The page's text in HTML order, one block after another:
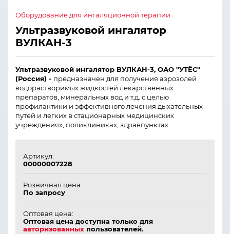
Оборудование для ингаляционной терапии
Ультразвуковой ингалятор
ВУЛКАН-3
Ультразвуковой ингалятор ВУЛКАН-3, ОАО "УТЁС"
(Россия) - предназначен для получения аэрозолей
водорастворимых жидкостей лекарственных
препаратов, минеральных вод и т.д. с целью
профилактики и эффективного лечения дыхательных
путей и легких в стационарных медицинских
учреждениях, поликлиниках, здравпунктах.
Артикул:
00000007228
Розничная цена:
По запросу
Оптовая цена:
Оптовая цена доступна только для
авторизованных пользователей.